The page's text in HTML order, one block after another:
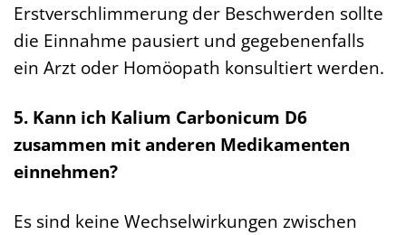
Erstverschlimmerung der Beschwerden sollte
die Einnahme pausiert und gegebenenfalls
ein Arzt oder Homöopath konsultiert werden.
5. Kann ich Kalium Carbonicum D6
zusammen mit anderen Medikamenten
einnehmen?
Es sind keine Wechselwirkungen zwischen